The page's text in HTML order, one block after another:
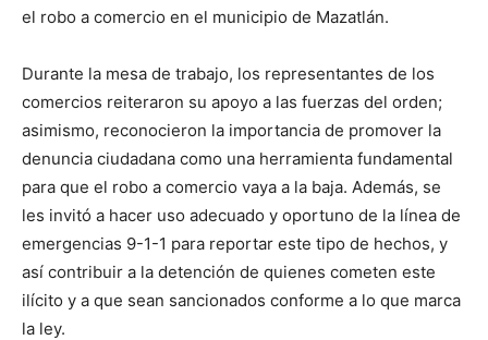
el robo a comercio en el municipio de Mazatlán.
Durante la mesa de trabajo, los representantes de los
comercios reiteraron su apoyo a las fuerzas del orden;
asimismo, reconocieron la importancia de promover la
denuncia ciudadana como una herramienta fundamental
para que el robo a comercio vaya a la baja. Además, se
les invitó a hacer uso adecuado y oportuno de la línea de
emergencias 9-1-1 para reportar este tipo de hechos, y
así contribuir a la detención de quienes cometen este
ilícito y a que sean sancionados conforme a lo que marca
la ley.